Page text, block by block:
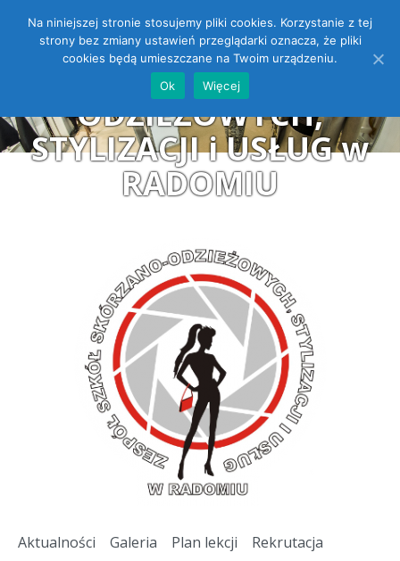
Open toolbar
ZESPÓŁ SZKÓŁ
SKÓRZANO-
ODZIEŻOWYCH,
STYLIZACJI i USŁUG w
RADOMIU
Aktualności Galeria Plan lekcji
Rekrutacja
Na niniejszej stronie stosujemy pliki cookies. Korzystanie z tej
strony bez zmiany ustawień przeglądarki oznacza, że pliki
cookies będą umieszczane na Twoim urządzeniu.
Ok
Więcej